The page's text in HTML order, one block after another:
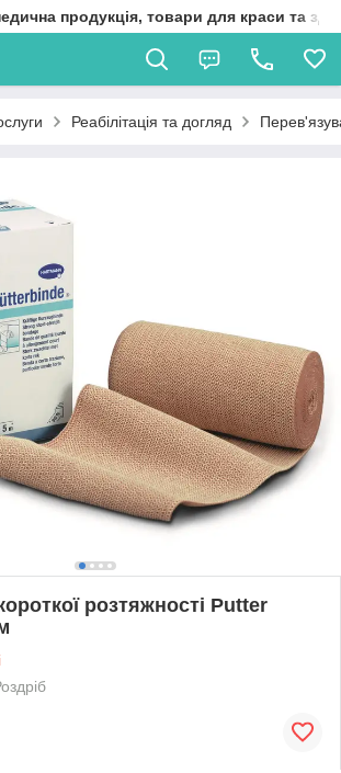
продукція, товари для краси та
Реабілітація та догляд
розтяжності Putter